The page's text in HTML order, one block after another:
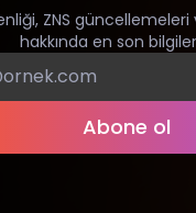
ZNS
hakkında en son
Abone ol